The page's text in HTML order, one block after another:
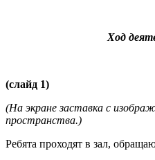
Ход
(слайд 1)
(На экране заставка с
пространства.)
Ребята проходят в зал,